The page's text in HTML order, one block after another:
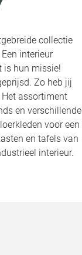
collectie
interieur
is hun missie!
Zo heb jij
assortiment
en verschillende
voor een
en tafels van
interieur.